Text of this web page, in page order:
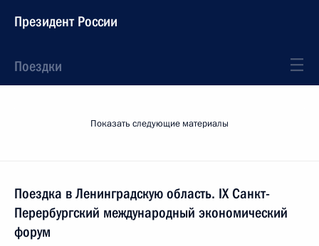
Президент России
Поездки
Показать следующие материалы
Поездка в Ленинградскую область. IX Санкт-
Перербургский международный экономический
форум